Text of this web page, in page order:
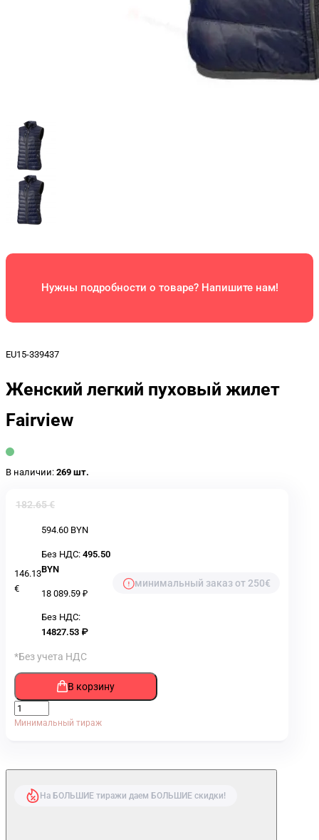
Нужны подробности о товаре? Напишите нам!
EU15-339437
Женский легкий пуховый жилет
Fairview
В наличии: 269 шт.
146.13
€
594.60 BYN
Без НДС:495.50
BYN
18 089.59 ₽
Без НДС:
14827.53 ₽
минимальный заказ от 250€
182.65 €
*Без учета НДС
В корзину
Минимальный тираж
На БОЛЬШИЕ тиражи даем БОЛЬШИЕ скидки!